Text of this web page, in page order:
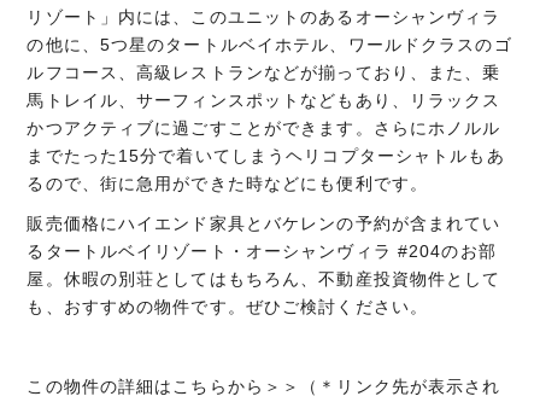
リゾート」内には、このユニットのあるオーシャンヴィラ
の他に、5つ星のタートルベイホテル、ワールドクラスのゴ
ルフコース、高級レストランなどが揃っており、また、乗
馬トレイル、サーフィンスポットなどもあり、リラックス
かつアクティブに過ごすことができます。さらにホノルル
までたった15分で着いてしまうヘリコプターシャトルもあ
るので、街に急用ができた時などにも便利です。
販売価格にハイエンド家具とバケレンの予約が含まれてい
るタートルベイリゾート・オーシャンヴィラ #204のお部
屋。休暇の別荘としてはもちろん、不動産投資物件として
も、おすすめの物件です。ぜひご検討ください。
この物件の詳細はこちらから＞＞（＊リンク先が表示され